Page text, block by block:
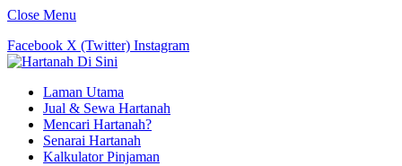
Close Menu
Facebook X (Twitter) Instagram
Laman Utama
Jual & Sewa Hartanah
Mencari Hartanah?
Senarai Hartanah
Kalkulator Pinjaman